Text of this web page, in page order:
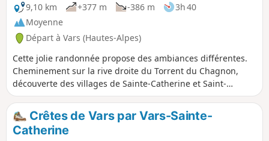
9,10 km
+377 m -386 m
3h 40
Moyenne
Départ à Vars (Hautes-Alpes)
Cette jolie randonnée propose des ambiances différentes.
Cheminement sur la rive droite du Torrent du Chagnon,
découverte des villages de Sainte-Catherine et Saint-
Marcellin et grimpette jusqu'au château qui offre un double
panorama (massif des Écrins et vallée de la Durance d'un
côté, vallée de Vars avec l'aperçu sur les quatre villages
varcins de l'autre).
Crêtes de Vars par Vars-Sainte-
Catherine